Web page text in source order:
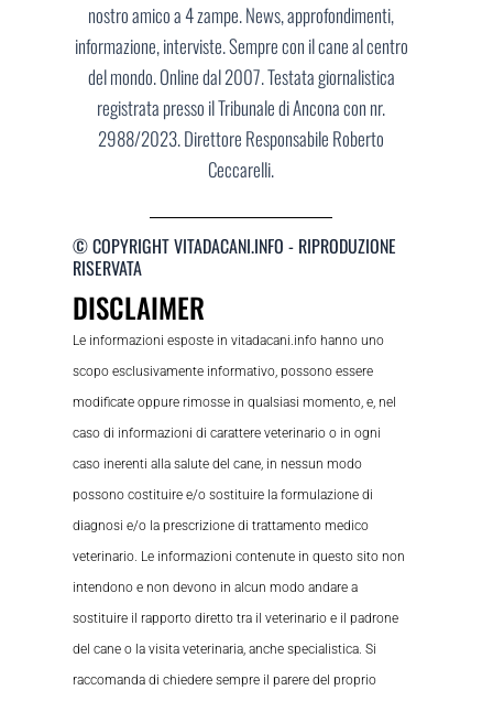
nostro amico a 4 zampe. News, approfondimenti,
informazione, interviste. Sempre con il cane al centro
del mondo. Online dal 2007. Testata giornalistica
registrata presso il Tribunale di Ancona con nr.
2988/2023. Direttore Responsabile Roberto
Ceccarelli.
© COPYRIGHT VITADACANI.INFO - RIPRODUZIONE
RISERVATA
DISCLAIMER
Le informazioni esposte in vitadacani.info hanno uno
scopo esclusivamente informativo, possono essere
modificate oppure rimosse in qualsiasi momento, e, nel
caso di informazioni di carattere veterinario o in ogni
caso inerenti alla salute del cane, in nessun modo
possono costituire e/o sostituire la formulazione di
diagnosi e/o la prescrizione di trattamento medico
veterinario. Le informazioni contenute in questo sito non
intendono e non devono in alcun modo andare a
sostituire il rapporto diretto tra il veterinario e il padrone
del cane o la visita veterinaria, anche specialistica. Si
raccomanda di chiedere sempre il parere del proprio